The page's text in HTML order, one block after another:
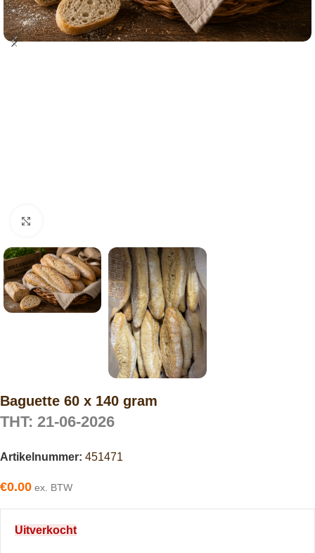
Baguette 60 x 140 gram
THT: 21-06-2026
Artikelnummer: 451471
€0.00 ex. BTW
Uitverkocht